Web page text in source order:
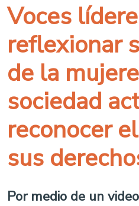
Voces
reflexionar
de la
sociedad
reconocer
sus
Por medio de un